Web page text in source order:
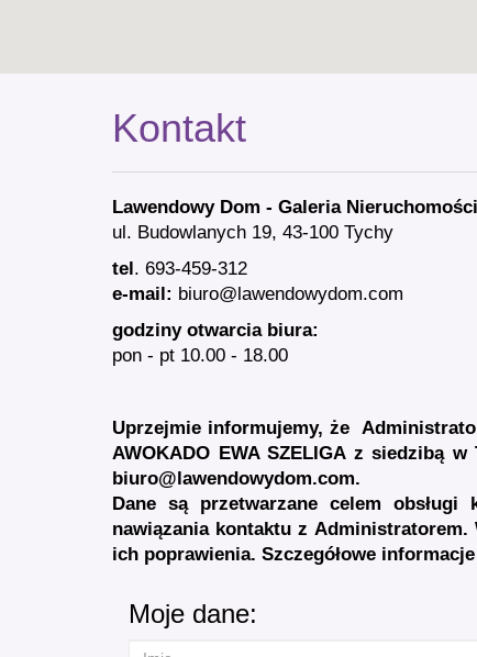
Kontakt
Lawendowy Dom - Galeria Nieruchomości
ul. Budowlanych 19, 43-100 Tychy
tel. 693-459-312
e-mail: biuro@lawendowydom.com
godziny otwarcia biura:
pon - pt 10.00 - 18.00
Uprzejmie informujemy, że A
AWOKADO EWA SZELIGA z siedzibą w
biuro@lawendowydom.com.
Dane są przetwarzane celem
nawiązania kontaktu z
ich poprawienia. Szczegółowe
Moje dane: